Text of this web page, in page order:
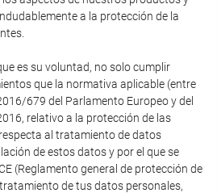
a la protección de la
es su voluntad, no solo cumplir
que la normativa aplicable (entre
679 del Parlamento Europeo y del
relativo a la protección de las
al tratamiento de datos
de estos datos y por el que se
(Reglamento general de protección de
de tus datos personales,